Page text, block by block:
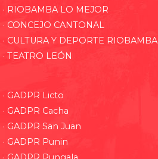
· RIOBAMBA LO MEJOR
· CONCEJO CANTONAL
· CULTURA Y DEPORTE RIOBAMBA
· TEATRO LEÓN
· GADPR Licto
· GADPR Cacha
· GADPR San Juan
· GADPR Punin